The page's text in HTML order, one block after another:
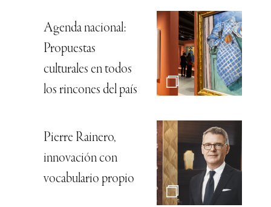
Agenda nacional:
Propuestas
culturales en todos
los rincones del país
Pierre Rainero,
innovación con
vocabulario propio